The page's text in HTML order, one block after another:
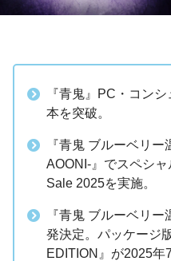
『青鬼』PC・コン
本を突破。
『青鬼 ブルーベリ
AOONI-』でスペシ
Sale 2025を実施。
『青鬼 ブルーベリ
発決定。パッケージ
EDITION』が2025年